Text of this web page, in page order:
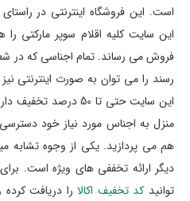
است. این فروشگاه اینترنتی در
این سایت کلیه اقلام سوپر مارکتی
فروش می رساند. تمام اجناسی که
رسند را می توان به صورت اینترنتی
این سایت حتی تا 50
منزل به اجناس مورد نیاز خود
هم می پردازید. یکی از وجوه تشابه
دیگر ارائه تخففی های ویژه است.
توانید کد تخفیف اکالا را دریافت کرده